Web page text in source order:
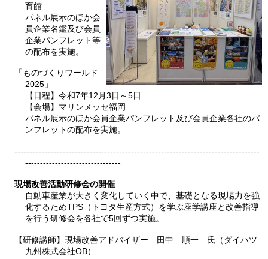
育館
パネル展示のほか会
員企業名鑑及び会員
企業パンフレット等
の配布を実施。
「ものづくりワールド
2025」
【日程】令和7年12月3日～5日
【会場】マリンメッセ福岡
パネル展示のほか会員企業パンフレット及び会員企業各社のパ
ンフレットの配布を実施。
----------------------------------------------------------------------------------
--------------------------------
現場改善活動研修会の開催
自動車産業が大きく変化していく中で、基礎となる現場力を強
化するためTPS（トヨタ生産方式）を学ぶ座学講座と改善指導
を行う研修会を各社で5回ずつ実施。
【研修講師】現場改善アドバイザー 田中 順一 氏 （ダイハツ
九州株式会社OB）